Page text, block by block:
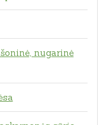
nugarinė